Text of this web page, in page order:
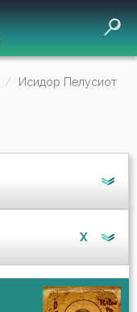
Исидор Пелусиот
X